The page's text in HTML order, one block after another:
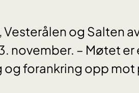
og Salten
november. – Møtet
forankring opp mot